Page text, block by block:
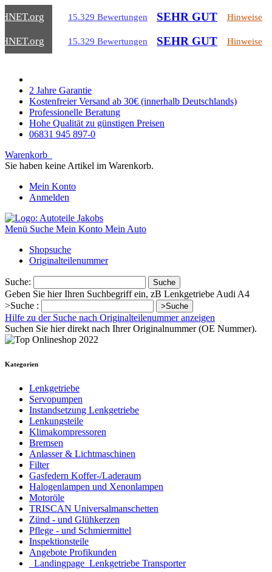
.org 15.329 Bewertungen SEHR GUT Hinweise
.org 15.329 Bewertungen SEHR GUT Hinweise
2 Jahre Garantie
Kostenfreier Versand ab 30€ (innerhalb Deutschlands)
Professionelle Beratung
Hohe Qualität zu günstigen Preisen
06831 945 897-0
Warenkorb
Sie haben keine Artikel im Warenkorb.
Mein Konto
Anmelden
Menü Suche Mein Konto Mein Auto
Shopsuche
Originalteilenummer
Suche: Suche
Geben Sie hier Ihren Suchbegriff ein, zB Lenkgetriebe Audi A4
>Suche :
>Suche
Hilfe zu der Suche nach Originalteilenummer anzeigen
Suchen Sie hier direkt nach Ihrer Originalnummer (OE Nummer).
Kategorien
Lenkgetriebe
Servopumpen
Instandsetzung Lenkgetriebe
Lenkungsteile
Klimakompressoren
Bremsen
Anlasser & Lichtmaschinen
Filter
Gasfedern Koffer-/Laderaum
Halogenlampen und Xenonlampen
Motoröle
TRISCAN Universalmanschetten
Zünd - und Glühkerzen
Pflege - und Schmiermittel
Inspektionsteile
Angebote Profikunden
_Landingpage_Lenkgetriebe Transporter